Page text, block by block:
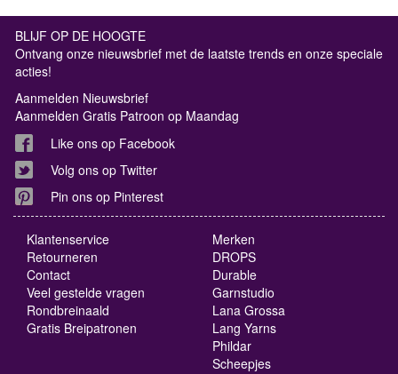
BLIJF OP DE HOOGTE
Ontvang onze nieuwsbrief met de laatste trends en onze speciale
acties!
Aanmelden Nieuwsbrief
Aanmelden Gratis Patroon op Maandag
Like ons op Facebook
Volg ons op Twitter
Pin ons op Pinterest
Klantenservice
Retourneren
Contact
Veel gestelde vragen
Rondbreinaald
Gratis Breipatronen
Merken
DROPS
Durable
Garnstudio
Lana Grossa
Lang Yarns
Phildar
Scheepjes